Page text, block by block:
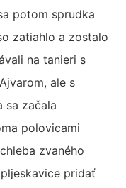
potom sprudka
zatiahlo a zostalo
na tanieri s
ale s
sa začala
polovicami
zvaného
pridať